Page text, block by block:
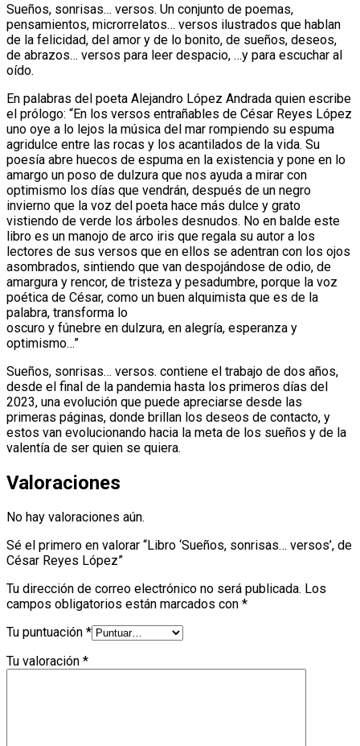
Sueños, sonrisas… versos. Un conjunto de poemas,
pensamientos, microrrelatos… versos ilustrados que hablan
de la felicidad, del amor y de lo bonito, de sueños, deseos,
de abrazos… versos para leer despacio, …y para escuchar al
oído.
En palabras del poeta Alejandro López Andrada quien escribe
el prólogo: “En los versos entrañables de César Reyes López
uno oye a lo lejos la música del mar rompiendo su espuma
agridulce entre las rocas y los acantilados de la vida. Su
poesía abre huecos de espuma en la existencia y pone en lo
amargo un poso de dulzura que nos ayuda a mirar con
optimismo los días que vendrán, después de un negro
invierno que la voz del poeta hace más dulce y grato
vistiendo de verde los árboles desnudos. No en balde este
libro es un manojo de arco iris que regala su autor a los
lectores de sus versos que en ellos se adentran con los ojos
asombrados, sintiendo que van despojándose de odio, de
amargura y rencor, de tristeza y pesadumbre, porque la voz
poética de César, como un buen alquimista que es de la
palabra, transforma lo
oscuro y fúnebre en dulzura, en alegría, esperanza y
optimismo…”
Sueños, sonrisas… versos. contiene el trabajo de dos años,
desde el final de la pandemia hasta los primeros días del
2023, una evolución que puede apreciarse desde las
primeras páginas, donde brillan los deseos de contacto, y
estos van evolucionando hacia la meta de los sueños y de la
valentía de ser quien se quiera.
Valoraciones
No hay valoraciones aún.
Sé el primero en valorar “Libro ‘Sueños, sonrisas… versos’, de
César Reyes López”
Tu dirección de correo electrónico no será publicada. Los
campos obligatorios están marcados con *
Tu puntuación *
Tu valoración *